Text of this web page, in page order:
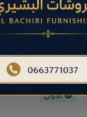
الأولى